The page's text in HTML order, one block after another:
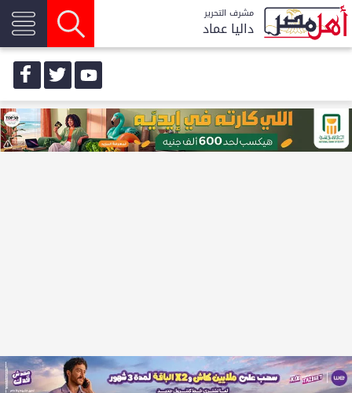
مشرف التحرير
داليا عماد